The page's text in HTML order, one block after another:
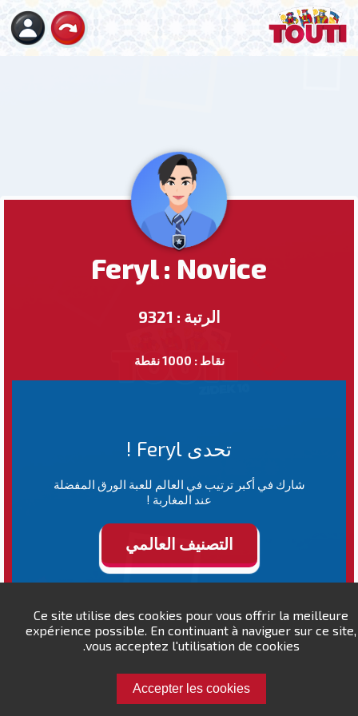
Ce site utilise des cookies pour vous offrir la meilleure
expérience possible. En continuant à naviguer sur ce site,
vous acceptez l'utilisation de cookies.
Accepter les cookies
Feryl : Novice
الرتبة : 9321
نقاط : 1000 نقطة
تحدى Feryl !
شارك في أكبر ترتيب في العالم للعبة الورق المفضلة
عند المغاربة !
التصنيف العالمي